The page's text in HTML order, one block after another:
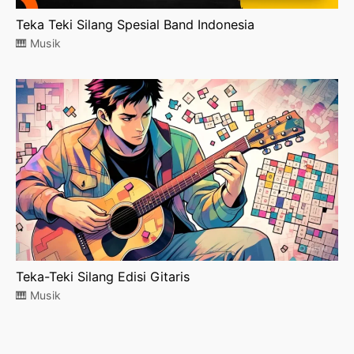
Teka Teki Silang Spesial Band Indonesia
🎹 Musik
Teka-Teki Silang Edisi Gitaris
🎹 Musik